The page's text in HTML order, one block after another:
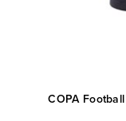
COPA